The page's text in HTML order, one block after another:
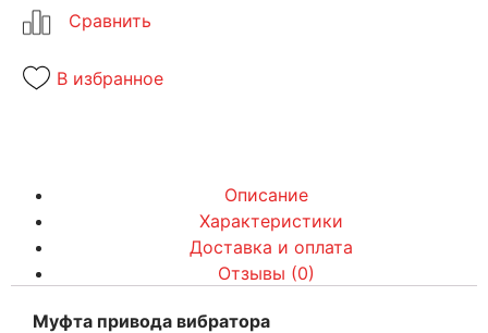
В избранное
Описание
Характеристики
Доставка и оплата
Отзывы (0)
Муфта привода вибратора